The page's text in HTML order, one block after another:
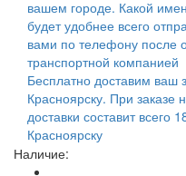
вашем городе. Какой
будет удобнее всего
вами по телефону после
транспортной компанией
Бесплатно доставим ваш
Красноярску. При
доставки составит всего
Красноярску
Наличие: